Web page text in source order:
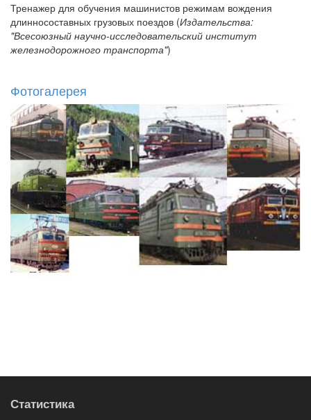
Тренажер для обучения машинистов режимам вождения
длинносоставных грузовых поездов (Издательства:
"Всесоюзный научно-исследовательский институт
железнодорожного транспорта")
Фотогалерея
Статистика